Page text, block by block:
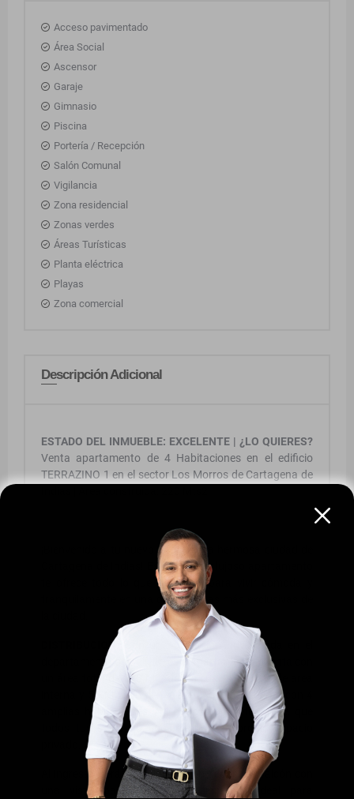
Acceso pavimentado
Área Social
Ascensor
Garaje
Gimnasio
Piscina
Portería / Recepción
Salón Comunal
Vigilancia
Zona residencial
Zonas verdes
Áreas Turísticas
Planta eléctrica
Playas
Zona comercial
Descripción Adicional
ESTADO DEL INMUEBLE: EXCELENTE | ¿LO QUIERES?
Venta apartamento de 4 Habitaciones en el edificio
TERRAZINO 1 en el sector Los Morros de Cartagena de
¡Bienvenido a tu nuevo hogar en la hermosa ciudad de
Cartagena de Indias! Este amplio y lujoso apartamento
te ofrece todo lo que necesitas para vivir cómoda y
tranquilamente en una de las zonas más exclusivas de
DISTRIBUCION:
Con una ubicación privilegiada en el
departamento de Bolívar, este apartamento cuenta con
un área total de 220 M2, de los cuales 168 M2 de area
interna y 52 M2 son de terraza. Además, cuenta con 4
amplias habitaciones y 4 baños completos, para que
todos tus seres queridos tengan su propio espacio
Al ingresar, serás recibido por un acogedor balcón con
una vista panorámica impresionante, ¡ideal para